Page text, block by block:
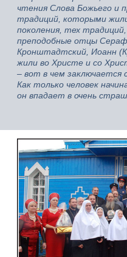
чтения Слова Божьего и
традиций, которыми
поколения, тех
преподобные отцы
Кронштадтский, Иоанн
жили во Христе и со
– вот в чем заключается
Как только человек
он впадает в очень